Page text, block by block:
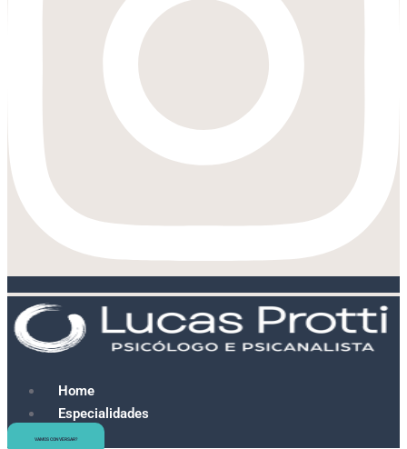
Home
Especialidades
e
VAMOS CONVERSAR?